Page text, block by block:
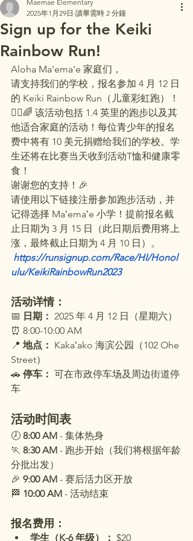
Sign up for the Keiki
Rainbow Run!
Maemae Elementary
2025年1月29日 讀畢需時 2 分鐘
Aloha Ma'ema'e 家庭们，
请支持我们的学校，报名参加 4 月 12 日
的 Keiki Rainbow Run（儿童彩虹跑）！
🏃‍♂️🌈 该活动包括 1.4 英里的跑步以及其
他适合家庭的活动！每位青少年的报名
费中将有 10 美元捐赠给我们的学校。学
生还将在比赛当天收到活动T恤和健康零
食！
谢谢您的支持！🎉
请使用以下链接注册参加跑步活动，并
记得选择 Maʻemaʻe 小学！提前报名截
止日期为 3 月 15 日（此日期后费用将上
涨，最终截止日期为 4 月 10 日）。
https://runsignup.com/Race/HI/Honol
ulu/KeikiRainbowRun2023
活动详情：
📅 日期： 2025 年 4 月 12 日（星期六）
⏰ 8:00-10:00 AM
📍 地点： Kakaʻako 海滨公园（102 Ohe
Street）
🚗 停车： 可在市政停车场及周边街道停
车
活动时间表
🕗 8:00 AM - 集体热身
🏃 8:30 AM - 跑步开始（我们将根据年龄
分批出发）
🎉 9:00 AM - 赛后活力区开放
🏁 10:00 AM - 活动结束
报名费用：
学生（K-6 年级）： $20